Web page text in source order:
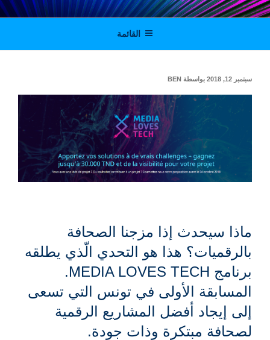
التجاوز
إلى
Digital solutions for viable journalism in
Tunisia, Morocco and Algeria
القائمة
نُشر
سبتمبر 12, 2018 بواسطة BEN
ماذا سيحدث إذا مزجنا الصحافة
بالر قميات؟ هذا هو التحدي الّذي يطلقه
برنامج MEDIA LOVES TECH
.
المسابقة الأولى في تونس التي تسعى
إلى إيجاد أفضل المشاريع الرقمية
لصحافة مبتكرة وذات جودة.